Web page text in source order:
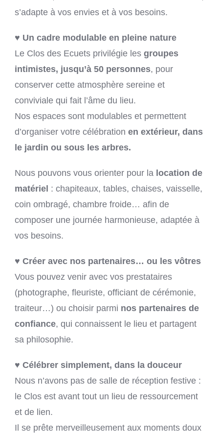
s’adapte à vos envies et à vos besoins.
♥ Un cadre modulable en pleine nature
Le Clos des Ecuets privilégie les groupes
intimistes, jusqu’à 50 personnes, pour
conserver cette atmosphère sereine et
conviviale qui fait l’âme du lieu.
Nos espaces sont modulables et permettent
d’organiser votre célébration en extérieur, dans
le jardin ou sous les arbres.
Nous pouvons vous orienter pour la location de
matériel : chapiteaux, tables, chaises, vaisselle,
coin ombragé, chambre froide… afin de
composer une journée harmonieuse, adaptée à
vos besoins.
♥ Créer avec nos partenaires… ou les vôtres
Vous pouvez venir avec vos prestataires
(photographe, fleuriste, officiant de cérémonie,
traiteur…) ou choisir parmi nos partenaires de
confiance, qui connaissent le lieu et partagent
sa philosophie.
♥ Célébrer simplement, dans la douceur
Nous n’avons pas de salle de réception festive :
le Clos est avant tout un lieu de ressourcement
et de lien.
Il se prête merveilleusement aux moments doux